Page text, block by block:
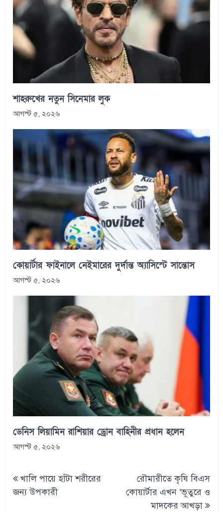
শাহরুখের নতুন সিনেমার লুক
আগস্ট ৫, ২০২৬
কোয়ার্টার ফাইনালে নেইমারের দুর্দান্ত অ্যাসিস্টে সান্তোস
আগস্ট ৫, ২০২৬
ডেনিস লিয়ামিন রাশিয়ার ড্রোন বাহিনীর প্রধান হলেন
আগস্ট ৫, ২০২৬
Post
navigation
খালি পায়ে হাঁটা শরীরের
জন্য উপকারী
রৌমারীতে কৃষি বিএস
কোয়ার্টার এখন ‘ভূতুরে ও
মাদকের আখড়া